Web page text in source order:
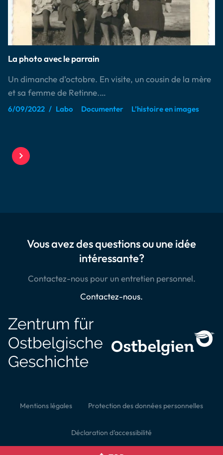
La photo avec le parrain
Un dimanche d’octobre. En visite, un cousin de la mère
et sa femme de Retinne.…
6/09/2022 Labo Documenter L’histoire en images
Vous avez des questions ou une idée
intéressante?
Contactez-nous pour un entretien personnel.
Contactez-nous.
Mentions légales Protection des données personnelles
Déclaration d’accessibilité